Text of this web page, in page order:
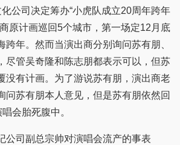
公司决定筹办“小虎队成立20周年跨年
原计画巡回5个城市，第一场定12月底
跨年。然而当演出商分别询问苏有朋、
尽管吴奇隆和陈志朋都表示可以，但苏
没有计画。为了游说苏有朋，演出商老
问苏有朋本人意见，但是苏有朋依然回
会胎死腹中。
公司副总宗帅对演唱会流产的事表